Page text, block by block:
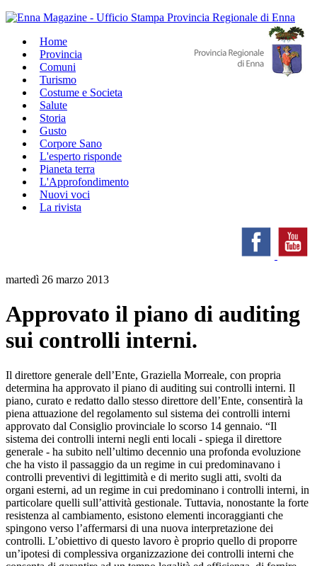
Home
Provincia
Comuni
Turismo
Costume e Societa
Salute
Storia
Gusto
Corpore Sano
L'esperto risponde
Pianeta terra
L'Approfondimento
Nuovi voci
La rivista
martedì 26 marzo 2013
Approvato il piano di auditing
sui controlli interni.
Il direttore generale dell’Ente, Graziella Morreale, con propria
determina ha approvato il piano di auditing sui controlli interni. Il
piano, curato e redatto dallo stesso direttore dell’Ente, consentirà la
piena attuazione del regolamento sul sistema dei controlli interni
approvato dal Consiglio provinciale lo scorso 14 gennaio. “Il
sistema dei controlli interni negli enti locali - spiega il direttore
generale - ha subito nell’ultimo decennio una profonda evoluzione
che ha visto il passaggio da un regime in cui predominavano i
controlli preventivi di legittimità e di merito sugli atti, svolti da
organi esterni, ad un regime in cui predominano i controlli interni, in
particolare quelli sull’attività gestionale. Tuttavia, nonostante la forte
resistenza al cambiamento, esistono elementi incoraggianti che
spingono verso l’affermarsi di una nuova interpretazione dei
controlli. L’obiettivo di questo lavoro è proprio quello di proporre
un’ipotesi di complessiva organizzazione dei controlli interni che